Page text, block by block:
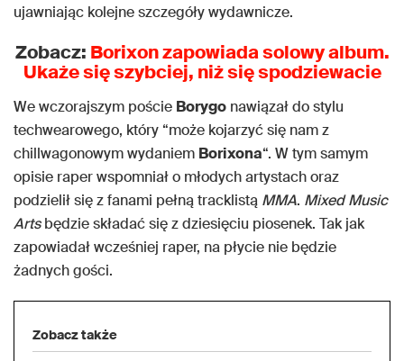
ujawniając kolejne szczegóły wydawnicze.
Zobacz: Borixon zapowiada solowy album.
Ukaże się szybciej, niż się spodziewacie
We wczorajszym poście Borygo nawiązał do stylu
techwearowego, który “może kojarzyć się nam z
chillwagonowym wydaniem Borixona“. W tym samym
opisie raper wspomniał o młodych artystach oraz
podzielił się z fanami pełną tracklistą MMA. Mixed Music
Artsbędzie składać się z dziesięciu piosenek. Tak jak
zapowiadał wcześniej raper, na płycie nie będzie
żadnych gości.
Zobacz także